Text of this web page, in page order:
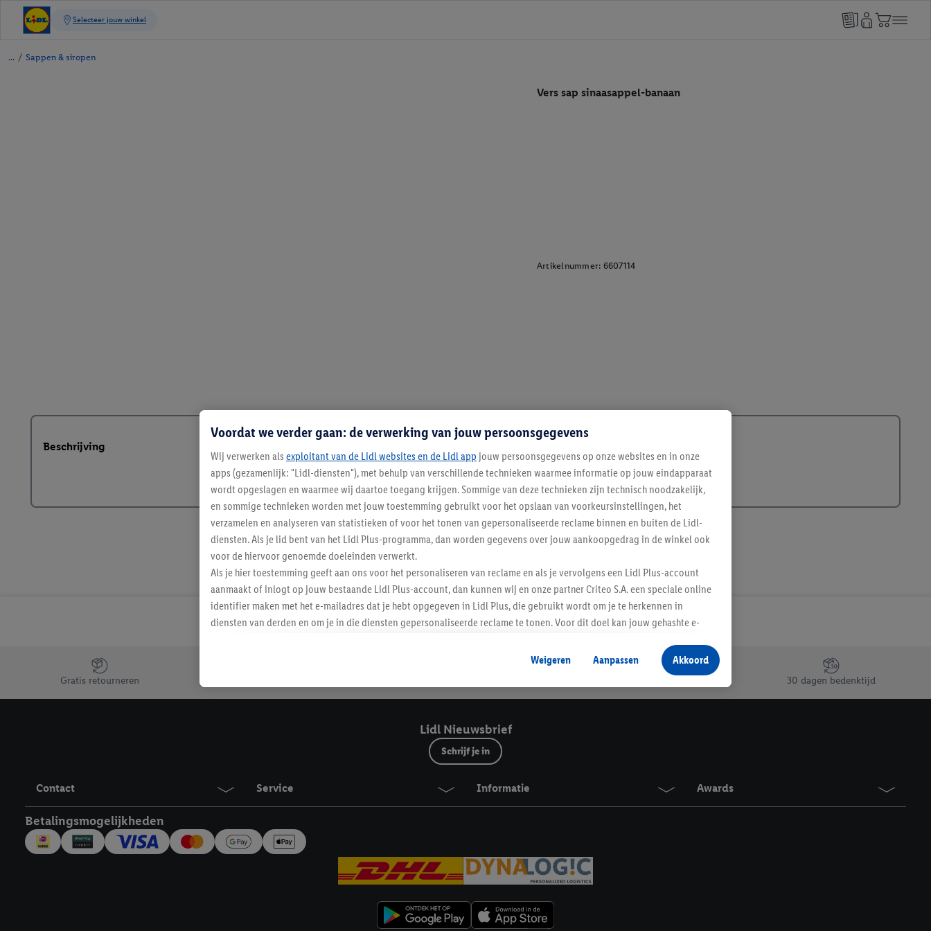
/ Sappen & siropen
Vers sap sinaasappel-banaan
Artikelnummer: 6607114
Beschrijving
Lidl Nieuwsbrief
Jouw voordelen bij ons als Lidl webshop klant
Gratis retourneren 30 dagen bedenktijd
Lidl Nieuwsbrief
Schrijf je in
Contact Service Informatie Awards
Betalingsmogelijkheden
Voordat we verder gaan: de verwerking van jouw persoonsgegevens
Wij verwerken als exploitant van de Lidl websites en de Lidl app jouw persoonsgegevens op onze websites en in onze
apps (gezamenlijk: "Lidl-diensten"), met behulp van verschillende technieken waarmee informatie op jouw eindapparaat
wordt opgeslagen en waarmee wij daartoe toegang krijgen. Sommige van deze technieken zijn technisch noodzakelijk,
en sommige technieken worden met jouw toestemming gebruikt voor het opslaan van voorkeursinstellingen, het
verzamelen en analyseren van statistieken of voor het tonen van gepersonaliseerde reclame binnen en buiten de Lidl-
diensten. Als je lid bent van het Lidl Plus-programma, dan worden gegevens over jouw aankoopgedrag in de winkel ook
voor de hiervoor genoemde doeleinden verwerkt.
Als je hier toestemming geeft aan ons voor het personaliseren van reclame en als je vervolgens een Lidl Plus-account
aanmaakt of inlogt op jouw bestaande Lidl Plus-account, dan kunnen wij en onze partner Criteo S.A. een speciale online
identifier maken met het e-mailadres dat je hebt opgegeven in Lidl Plus, die gebruikt wordt om je te herkennen in
diensten van derden en om je in die diensten gepersonaliseerde reclame te tonen. Voor dit doel kan jouw gehashte e-
Als je hiervoor toestemming geeft, dan kunnen retargeting advertenties worden weergegeven voor producten waarin je
eerder interesse hebt getoond (bijvoorbeeld door het product in een winkelmandje van een online winkel te plaatsen
Lidl-diensten worden weergegeven, als verschillende eindapparaten en Lidl-diensten, met behulp van jouw gehashte e-
mailadres en met eventuele andere identifiers of met identifiers waarover Criteo S.A. beschikt, aan jou kunnen worden
verwerkingsdoeleinden je instemt. Verder kan je er meer informatie vinden over de gegevensverwerking.
Door te klikken op "Weigeren", kies je voor de optie dat er enkel technisch noodzakelijke cookies en vergelijkbare
Door op "Akkoord" te klikken, stem je in met alle verwerkingen voor alle bovengenoemde doeleinden. Meer informatie,
inclusief over de opslagperiode van de gegevens en je recht om jouw toestemming op elk gewenst moment in te
privacyverklaring.Je vindt de impressum voor de Lidl website hier.Klik
over de cookies die wij inzetten.
Weigeren Aanpassen Akkoord